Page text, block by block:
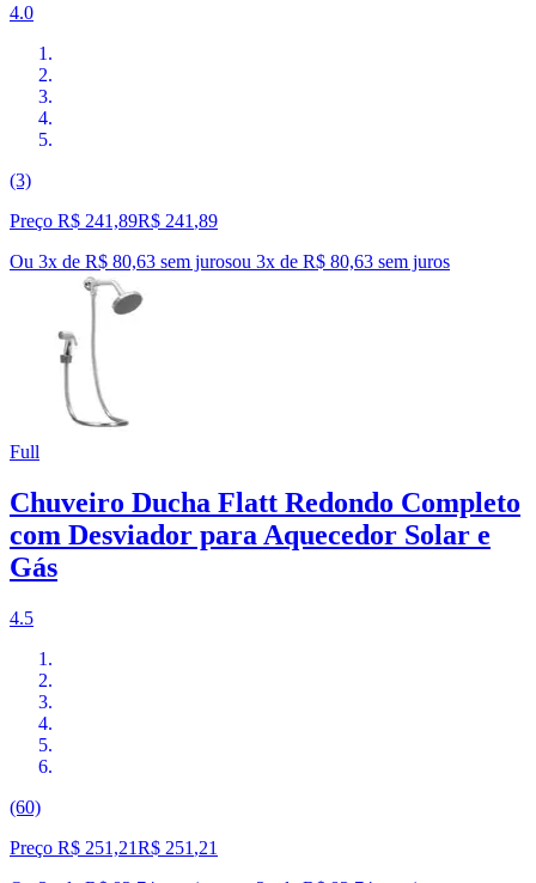
4.0
(3)
Preço R$ 241,89R$ 241 ,89
Ou 3x de R$ 80,63 sem jurosou 3x de R$ 80,63 sem juros
Full
Chuveiro Ducha Flatt Redondo Completo
com Desviador para Aquecedor Solar e
Gás
4.5
(60)
Preço R$ 251,21R$ 251 ,21